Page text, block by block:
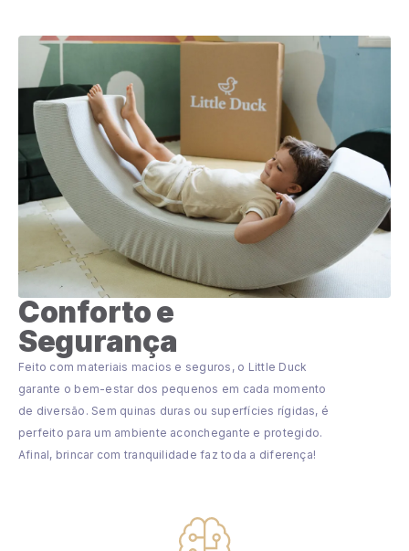
Conforto e
Segurança
Feito com materiais macios e seguros, o Little Duck
garante o bem-estar dos pequenos em cada momento
de diversão. Sem quinas duras ou superfícies rígidas, é
perfeito para um ambiente aconchegante e protegido.
Afinal, brincar com tranquilidade faz toda a diferença!